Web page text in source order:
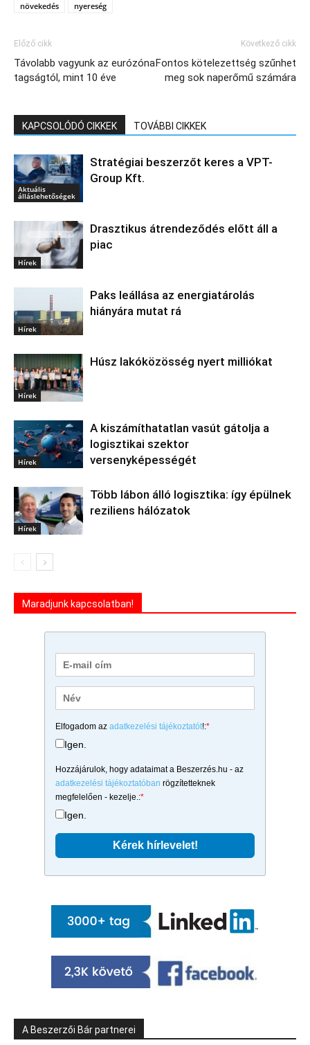
növekedés
nyereség
Előző cikk
Távolabb vagyunk az eurózóna
tagságtól, mint 10 éve
Következő cikk
Fontos kötelezettség szűnhet
meg sok naperőmű számára
KAPCSOLÓDÓ CIKKEK TOVÁBBI CIKKEK
Aktuális
álláslehetőségek
Stratégiai beszerzőt keres a VPT-
Group Kft.
Hírek
Drasztikus átrendeződés előtt áll a
piac
Hírek
Paks leállása az energiatárolás
hiányára mutat rá
Hírek
Húsz lakóközösség nyert milliókat
Hírek
A kiszámíthatatlan vasút gátolja a
logisztikai szektor
versenyképességét
Hírek
Több lábon álló logisztika: így épülnek
reziliens hálózatok
Maradjunk kapcsolatban!
Elfogadom az adatkezelési tájékoztatót!:*
Igen.
Hozzájárulok, hogy adataimat a Beszerzés.hu - az
adatkezelési tájékoztatóban rögzítetteknek
megfelelően - kezelje.:*
Igen.
A Beszerzői Bár partnerei